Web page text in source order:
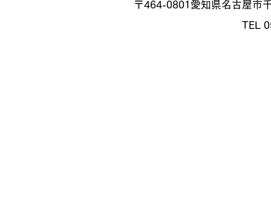
〒464-0801 愛知県名古屋市
TEL